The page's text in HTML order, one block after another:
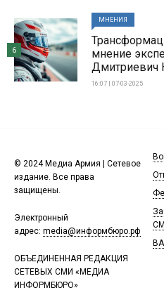
МНЕНИЯ
мнение
Дмитриевич
16:07 | 07-03-2025
6
© 2024 Медиа Армия | Сетевое
издание. Все права
защищены.
Электронный
адрес: media@информбюро.рф
ОБЪЕДИНЕННАЯ РЕДАКЦИЯ
СЕТЕВЫХ СМИ «МЕДИА
ИНФОРМБЮРО»